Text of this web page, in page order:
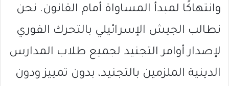
وانتهاكًا لمبدأ المساواة أمام القانون. نحن
نطالب الجيش الإسرائيلي بالتحرك الفوري
لإصدار أوامر التجنيد لجميع طلاب المدارس
الدينية الملزمين بالتجنيد، بدون تمييز ودون